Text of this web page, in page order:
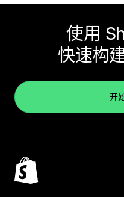
使用
快速构
开